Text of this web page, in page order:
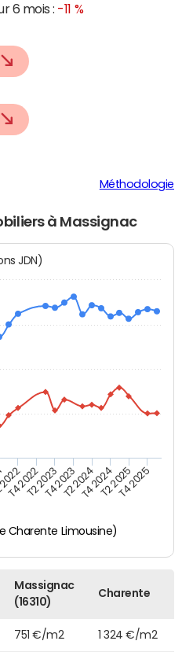
6 mois : -11 %
Méthodologie
à Massignac
JDN)
Charente Limousine)
T4 2022T2 2023T4 2023T2 2024T4 2024T2 2025T4 2025
Massignac
(16310)
Charente
751 €/m2 1 324 €/m2